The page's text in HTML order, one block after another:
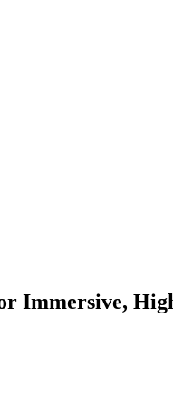
Immersive,